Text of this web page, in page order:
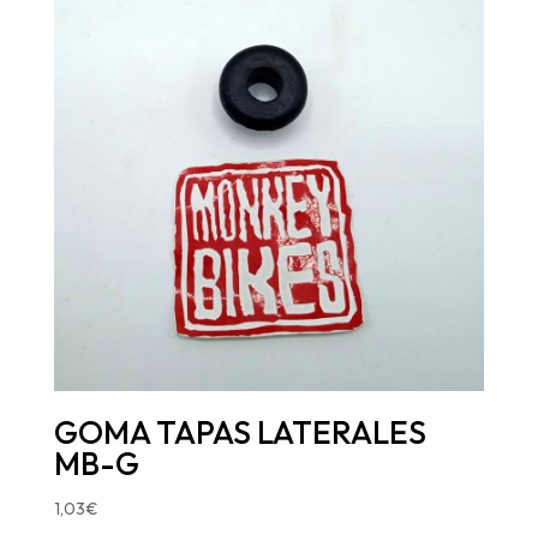
GOMA TAPAS LATERALES
MB-G
1,03€